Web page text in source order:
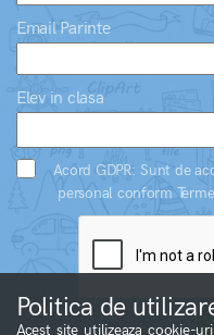
Politica de
Acest site utilizeaza cookie-
Email Parinte
Elev in clasa
Acord GDPR: Sunt de
personal conform